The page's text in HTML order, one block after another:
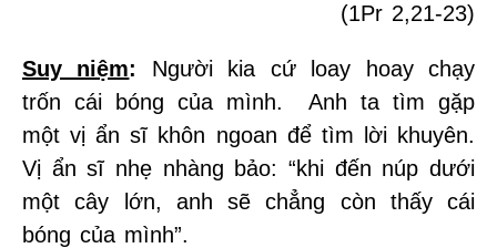
(1Pr 2,21-23)
Suy niệm: Người kia cứ loay hoay chạy
trốn cái bóng của mình. Anh ta tìm gặp
một vị ẩn sĩ khôn ngoan để tìm lời khuyên.
Vị ẩn sĩ nhẹ nhàng bảo: “khi đến núp dưới
một cây lớn, anh sẽ chẳng còn thấy cái
bóng của mình”.